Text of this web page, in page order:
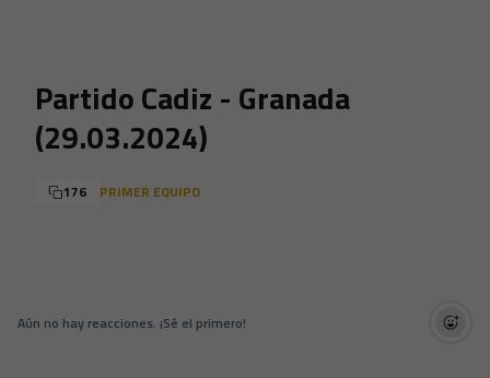
Partido Cadiz - Granada
(29.03.2024)
176 PRIMER EQUIPO
Aún no hay reacciones. ¡Sé el primero!